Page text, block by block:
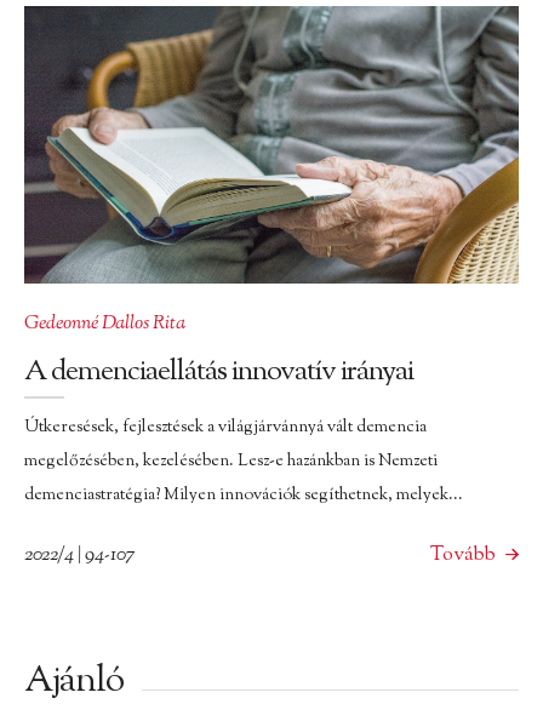
Gedeonné Dallos Rita
A demenciaellátás innovatív irányai
Útkeresések, fejlesztések a világjárvánnyá vált demencia
megelőzésében, kezelésében. Lesz-e hazánkban is Nemzeti
demenciastratégia? Milyen innovációk segíthetnek, melyek...
2022/4 | 94-107 Tovább
Ajánló